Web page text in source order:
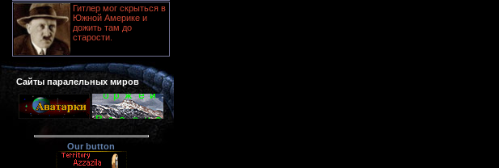
Гитлер мог скрыться в
Южной Америке и
дожить там до
старости.
Сайты паралельных миров
Our button